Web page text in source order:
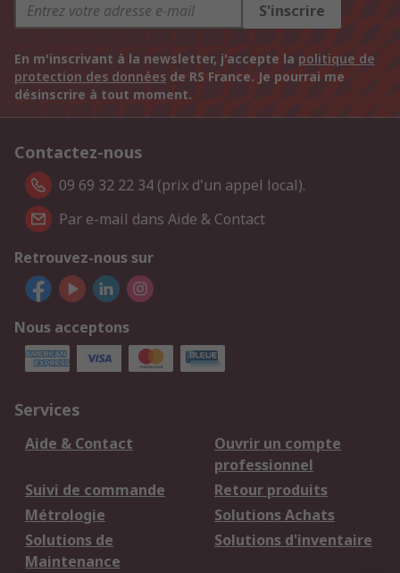
S'inscrire
En m'inscrivant à la newsletter, j'accepte la politique de
protection des données de RS France. Je pourrai me
désinscrire à tout moment.
Contactez-nous
09 69 32 22 34 (prix d'un appel local).
Par e-mail dans Aide & Contact
Retrouvez-nous sur
Nous acceptons
Services
Aide & Contact
Ouvrir un compte
professionnel
Suivi de commande
Retour produits
Métrologie
Solutions Achats
Solutions de
Maintenance
Solutions d'inventaire